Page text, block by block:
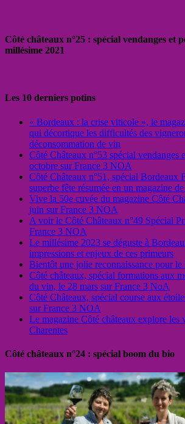
Côté châteaux n°25 : spécial vendanges et
millésime 2021
Les 10 derniers potins
« Bordeaux : la crise viticole », le
qui décortique les difficultés des
déconsommation de vin
Côté Châteaux n°53 spécial vendanges
octobre sur France 3 NOA
Côté Châteaux n°51, spécial Bordeaux
superbe fête résumée en un magazine
Vive la 50e cuvée du magazine Côté
juin sur France 3 NOA
A voir le Côté Châteaux n°49 Spécial
France 3 NOA
Le millésime 2023 se déguste à
impressions et enjeux de ces primeurs
Bientôt une jolie reconnaissance pour
Côté châteaux, spécial formations aux
du vin, le 28 mars sur France 3 NoA
Côté Châteaux, spécial course aux
sur France 3 NOA
Le magazine Côté châteaux explore les
Charentes
Côté châteaux n°24 : spécial boom du bio